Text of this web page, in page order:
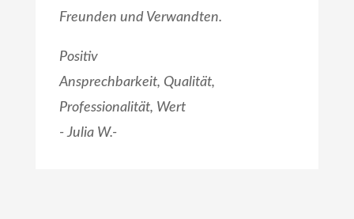
Freunden und Verwandten.
Positiv
Ansprechbarkeit, Qualität,
Professionalität, Wert
- Julia W.-